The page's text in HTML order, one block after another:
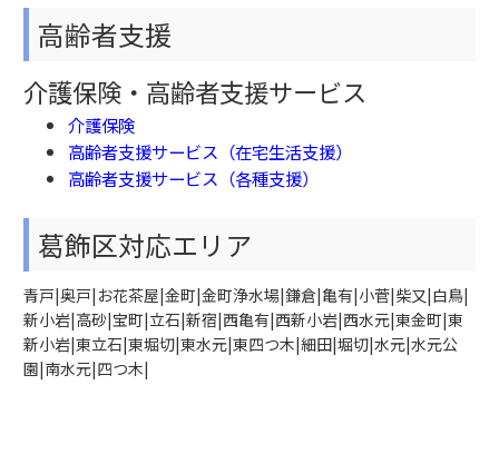
高齢者支援
介護保険・高齢者支援サービス
介護保険
高齢者支援サービス（在宅生活支援）
高齢者支援サービス（各種支援）
葛飾区対応エリア
青戸|奥戸|お花茶屋|金町|金町浄水場|鎌倉|亀有|小菅|柴又|白鳥|
新小岩|高砂|宝町|立石|新宿|西亀有|西新小岩|西水元|東金町|東
新小岩|東立石|東堀切|東水元|東四つ木|細田|堀切|水元|水元公
園|南水元|四つ木|